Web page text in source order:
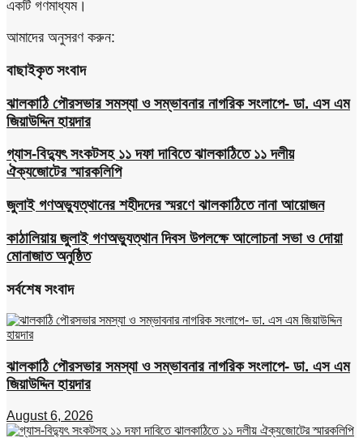
একটি গণমাধ্যম।
আমাদের অনুসরণ করুন:
বাছাইকৃত সংবাদ
ঝালকাঠি পৌরসভার সমস্যা ও সম্ভাবনার নাগরিক সংলাপে- ডা. এস এম
জিয়াউদ্দিন হায়দার
গ্যাস-বিদ্যুৎ সংকটসহ ১১ দফা দাবিতে ঝালকাঠিতে ১১ দলীয়
ঐক্যজোটের স্মারকলিপি
জুলাই গণঅভ্যুত্থানের শহীদদের স্মরণে ঝালকাঠিতে নানা আয়োজন
কাঠালিয়ায় জুলাই গণঅভ্যুত্থান দিবস উপলক্ষে আলোচনা সভা ও দোয়া
মোনাজাত অনুষ্ঠিত
সর্বশেষ সংবাদ
ঝালকাঠি পৌরসভার সমস্যা ও সম্ভাবনার নাগরিক সংলাপে- ডা. এস এম
জিয়াউদ্দিন হায়দার
August 6, 2026